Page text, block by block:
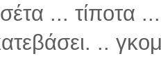
... τίποτα
..